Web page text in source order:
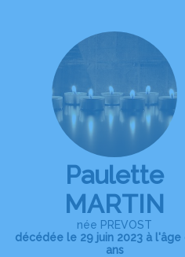
Paulette
MARTIN
née PREVOST
décédée le 29 juin 2023 à l'âge
ans